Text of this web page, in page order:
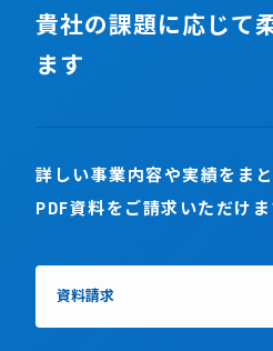
貴社の課題に応じて
ます
詳しい事業内容や実績をま
PDF資料をご請求いただけ
資料請求